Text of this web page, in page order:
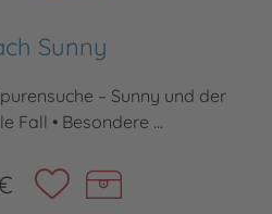
Sunny
– Sunny und der
Fall • Besondere ...